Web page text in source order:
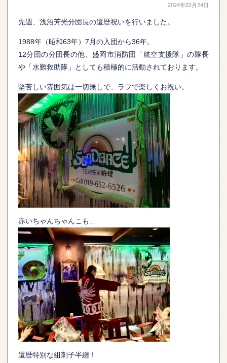
2024年02月24日
先週、浅沼芳光分団長の還暦祝いを行いました。
1988年（昭和63年）7月の入団から36年。
12分団の分団長の他、盛岡市消防団「航空支援隊」の隊長
や「水難救助隊」としても積極的に活動されております。
堅苦しい雰囲気は一切無しで、ラフで楽しくお祝い。
赤いちゃんちゃんこも…
還暦特別な組刺子半纏！